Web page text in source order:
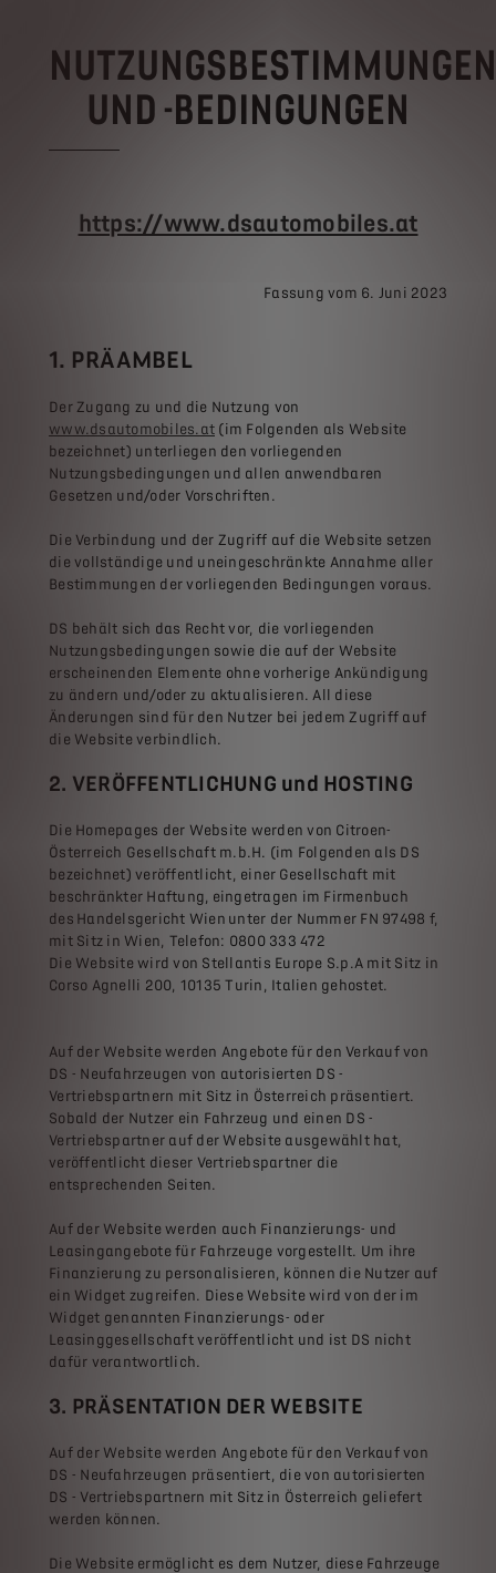
NUTZUNGSBESTIMMUNGEN
UND -BEDINGUNGEN
https://www.dsautomobiles.at
Fassung vom 6. Juni 2023
1. PRÄAMBEL
Der Zugang zu und die Nutzung von
www.dsautomobiles.at (im Folgenden als Website
bezeichnet) unterliegen den vorliegenden
Nutzungsbedingungen und allen anwendbaren
Gesetzen und/oder Vorschriften.
Die Verbindung und der Zugriff auf die Website setzen
die vollständige und uneingeschränkte Annahme aller
Bestimmungen der vorliegenden Bedingungen voraus.
DS behält sich das Recht vor, die vorliegenden
Nutzungsbedingungen sowie die auf der Website
erscheinenden Elemente ohne vorherige Ankündigung
zu ändern und/oder zu aktualisieren. All diese
Änderungen sind für den Nutzer bei jedem Zugriff auf
die Website verbindlich.
2. VERÖFFENTLICHUNG und HOSTING
Die Homepages der Website werden von Citroen-
Österreich Gesellschaft m.b.H. (im Folgenden als DS
bezeichnet) veröffentlicht, einer Gesellschaft mit
beschränkter Haftung, eingetragen im Firmenbuch
des Handelsgericht Wien unter der Nummer FN 97498 f,
mit Sitz in Wien, Telefon: 0800 333 472
Die Website wird von Stellantis Europe S.p.A mit Sitz in
Corso Agnelli 200, 10135 Turin, Italien gehostet.
Auf der Website werden Angebote für den Verkauf von
DS - Neufahrzeugen von autorisierten DS -
Vertriebspartnern mit Sitz in Österreich präsentiert.
Sobald der Nutzer ein Fahrzeug und einen DS -
Vertriebspartner auf der Website ausgewählt hat,
veröffentlicht dieser Vertriebspartner die
entsprechenden Seiten.
Auf der Website werden auch Finanzierungs- und
Leasingangebote für Fahrzeuge vorgestellt. Um ihre
Finanzierung zu personalisieren, können die Nutzer auf
ein Widget zugreifen. Diese Website wird von der im
Widget genannten Finanzierungs- oder
Leasinggesellschaft veröffentlicht und ist DS nicht
dafür verantwortlich.
3. PRÄSENTATION DER WEBSITE
Auf der Website werden Angebote für den Verkauf von
DS - Neufahrzeugen präsentiert, die von autorisierten
DS - Vertriebspartnern mit Sitz in Österreich geliefert
werden können.
Die Website ermöglicht es dem Nutzer, diese Fahrzeuge